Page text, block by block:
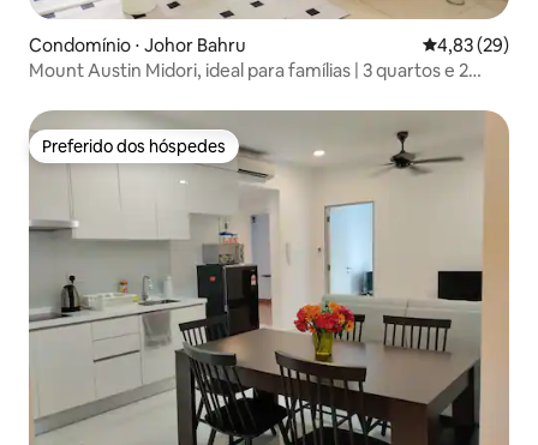
Condomínio ⋅ Johor Bahru 4,83 de uma
4,83 (29)
Mount Austin Midori, ideal para famílias | 3 quartos e 2
Preferido dos hóspedes
Preferido dos hóspedes